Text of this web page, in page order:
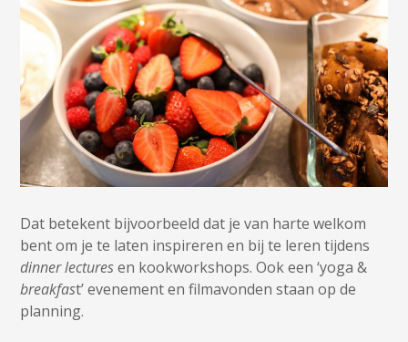
Dat betekent bijvoorbeeld dat je van harte welkom
bent om je te laten inspireren en bij te leren tijdens
dinner lecturesen kookworkshops. Ook een ‘yoga &
breakfast’ evenement en filmavonden staan op de
planning.